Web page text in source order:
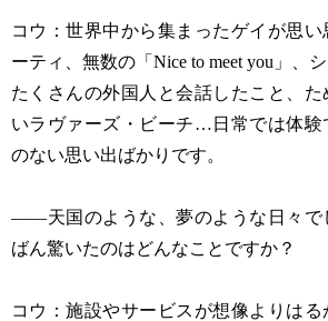
コウ：世界中から集まったゲイが思
ーティ、無数の「Nice to meet you」、
たくさんの外国人と会話したこと、た
いラヴァーズ・ビーチ…日常では体験
のない思い出ばかりです。
——天国のような、夢のような日々で
ばん驚いたのはどんなことですか？
コウ：施設やサービスが想像よりはる